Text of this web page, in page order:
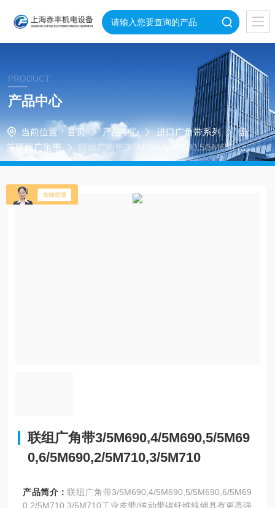
PRODUCT
产品中心
当前位置： 首页 产品中心 进口广角带系列
盖
茨联组广角带
联组广角带3/5M690,4/5M690,5/5M690,6/5
M690,2/5M710,3/5M710
联组广角带3/5M690,4/5M690,5/5M69
0,6/5M690,2/5M710,3/5M710
产品简介：联组广角带3/5M690,4/5M690,5/5M690,6/5M69
0,2/5M710,3/5M710工业皮带/传动带碳纤维线绳具有更高强